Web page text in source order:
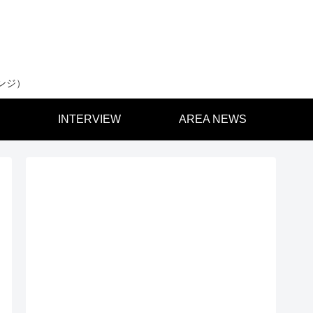
）
INTERVIEW AREA NEWS